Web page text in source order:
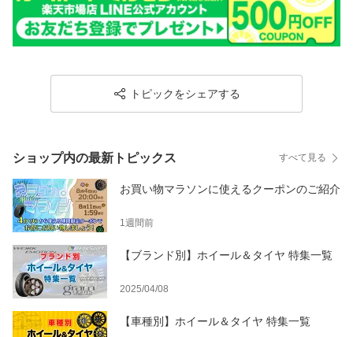
トピックをシェアする
ショップ内の最新トピックス すべて見る
お買い物マラソンに使えるクーポンのご紹介
1週間前
【ブランド別】ホイール＆タイヤ 特集一覧
2025/04/08
【車種別】ホイール＆タイヤ 特集一覧